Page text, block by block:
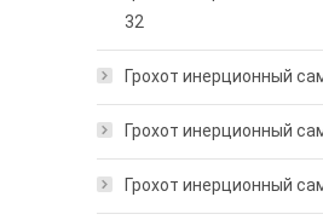
32
Грохот инерционный
Грохот инерционный
Грохот инерционный